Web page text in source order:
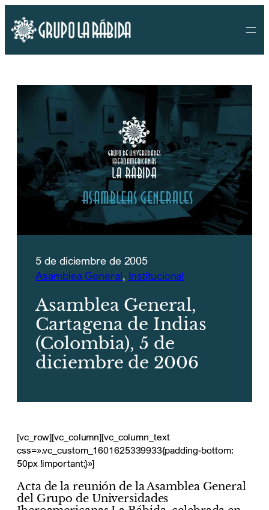
al
contenido
5 de diciembre de 2005
Asamblea General, Institucional
Asamblea General,
Cartagena de Indias
(Colombia), 5 de
diciembre de 2006
[vc_row][vc_column][vc_column_text
css=».vc_custom_1601625339933{padding-bottom:
50px !important;}»]
Acta de la reunión de la Asamblea General
del Grupo de Universidades